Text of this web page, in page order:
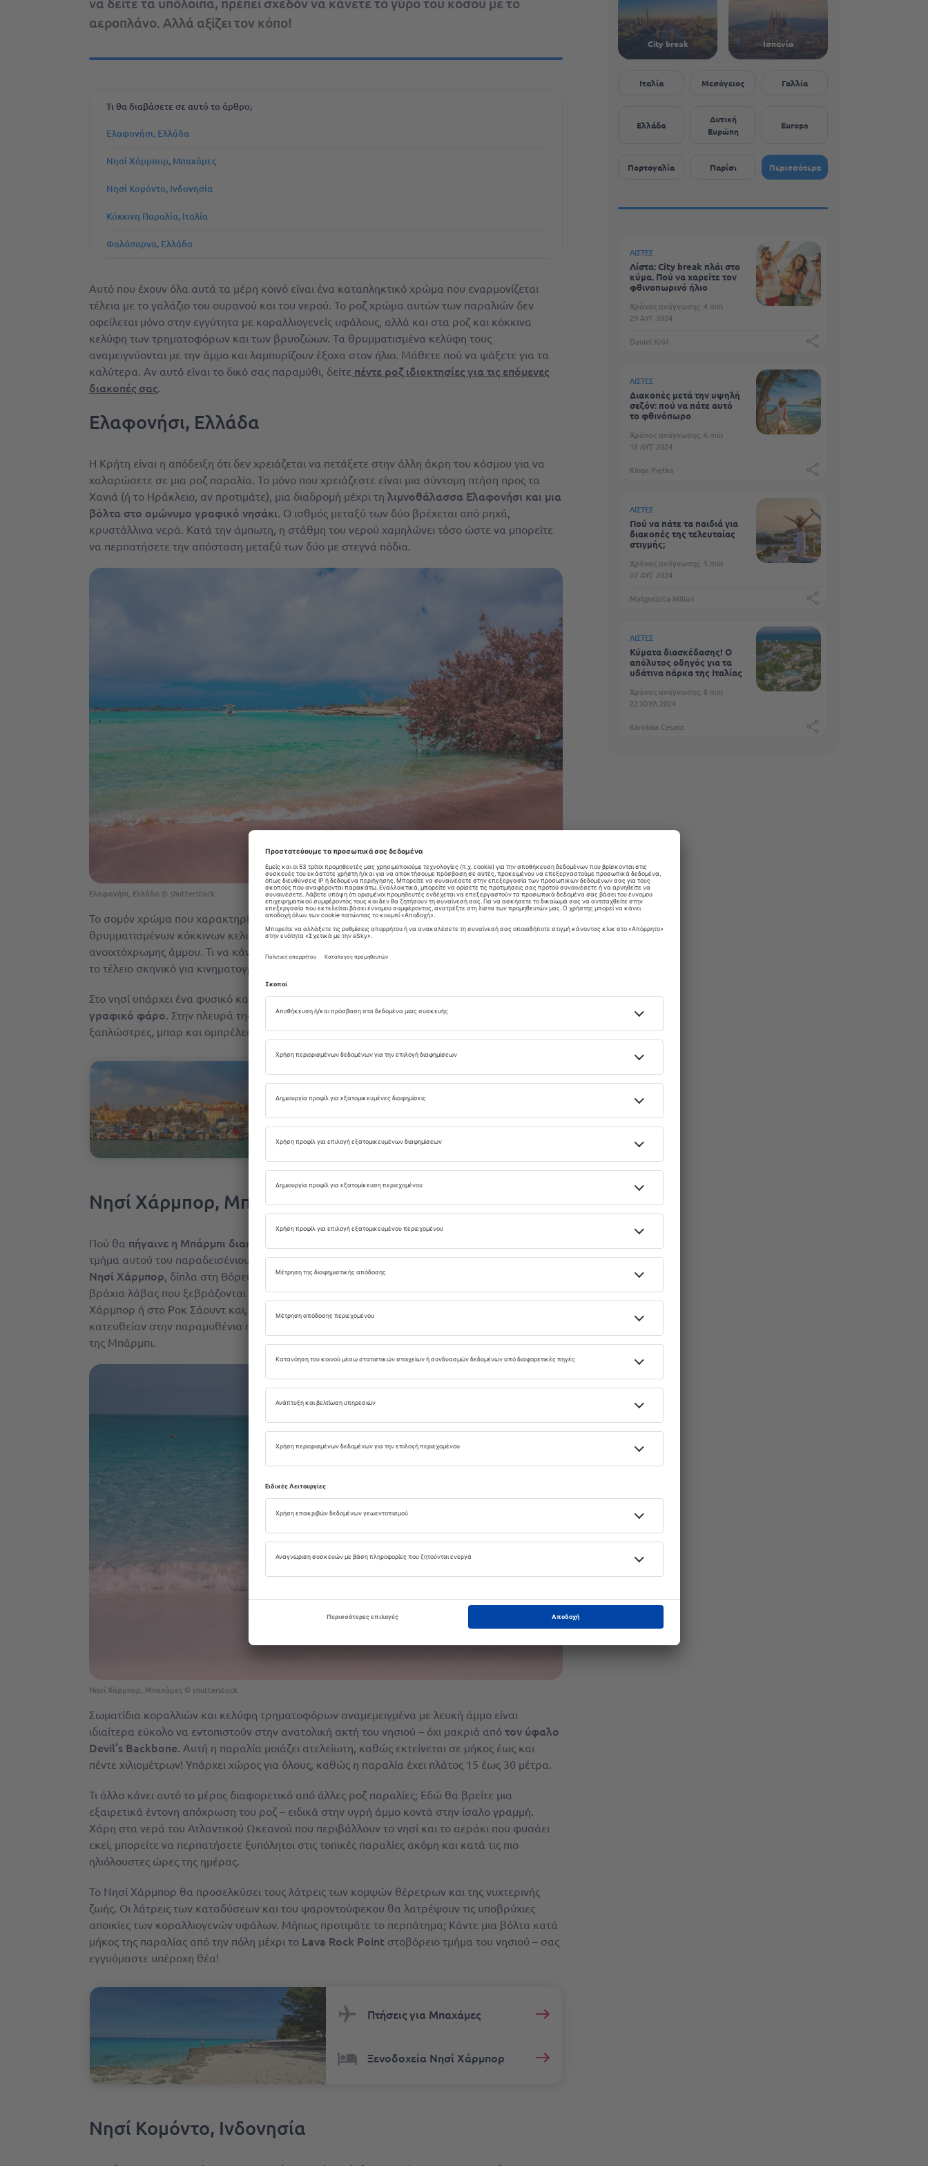
αεροπλάνο. Αλλά αξίζει τον κόπο!
Τι θα διαβάσετε σε αυτό το άρθρο;
Ελαφονήσι, Ελλάδα
Νησί Χάρμπορ, Μπαχάμες
Νησί Κομόντο, Ινδονησία
Κόκκινη Παραλία, Ιταλία
Φαλάσαρνα, Ελλάδα
Αυτό που έχουν όλα αυτά τα μέρη κοινό είναι ένα καταπληκτικό χρώμα που εναρμονίζεται
τέλεια με το γαλάζιο του ουρανού και του νερού. Το ροζ χρώμα αυτών των παραλιών δεν
οφείλεται μόνο στην εγγύτητα με κοραλλιογενείς υφάλους, αλλά και στα ροζ και κόκκινα
κελύφη των τρηματοφόρων και των βρυοζώων. Τα θρυμματισμένα κελύφη τους
αναμειγνύονται με την άμμο και λαμπυρίζουν έξοχα στον ήλιο. Μάθετε πού να ψάξετε για τα
καλύτερα. Αν αυτό είναι το δικό σας παραμύθι, δείτε πέντε ροζ ιδιοκτησίες για τις επόμενες
διακοπές σας.
Ελαφονήσι, Ελλάδα
Η Κρήτη είναι η απόδειξη ότι δεν χρειάζεται να πετάξετε στην άλλη άκρη του κόσμου για να
χαλαρώσετε σε μια ροζ παραλία. Το μόνο που χρειάζεστε είναι μια σύντομη πτήση προς τα
Χανιά (ή το Ηράκλειο, αν προτιμάτε), μια διαδρομή μέχρι τη λιμνοθάλασσα Ελαφονήσι και μια
βόλτα στο ομώνυμο γραφικό νησάκι. Ο ισθμός μεταξύ των δύο βρέχεται από ρηχά,
κρυστάλλινα νερά. Κατά την άμπωτη, η στάθμη του νερού χαμηλώνει τόσο ώστε να μπορείτε
να περπατήσετε την απόσταση μεταξύ των δύο με στεγνά πόδια.
Ελαφονήσι, Ελλάδα © shutterstock
Το σομόν χρώμα που χαρακτηρίζει αυτήν την περιοχή είναι το αποτέλεσμα ενός συνδυασμού
θρυμματισμένων κόκκινων κελυφών τρηματοφόρων, σωματιδίων κοραλλιών και
ανοιχτόχρωμης άμμου. Τι να κάνετε; Το Ελαφονήσι έχει πολλά περισσότερα να προσφέρει από
το τέλειο σκηνικό για κινηματογράφηση ή φωτογράφηση.
Στο νησί υπάρχει ένα φυσικό καταφύγιο όπου μπορείτε να δείτεάγριες χελώνες και έναν
γραφικό φάρο. Στην πλευρά της Κρήτης, υπάρχει μια άψογα περιποιημένη παραλία με
ξαπλώστρες, μπαρ και ομπρέλες από φοινικόφυλλα, καθώς και ανέμελη, χαλαρή ατμόσφαιρα.
City break στα Χανιά
Ξενοδοχεία στα Χανιά
Νησί Χάρμπορ, Μπαχάμες
Πού θα πήγαινε η Μπάρμπι διακοπές; Στις Μπαχάμες
τμήμα αυτού του παραδεισένιου αρχιπελάγους! Ένα από τα νησιά που βρίσκονται εκεί – το
Νησί Χάρμπορ, δίπλα στη Βόρεια Ελευθέρα – είναι διάσημο για τις ροζ παραλίες του με τα
βράχια λάβας που ξεβράζονται πάνω τους. Για να φτάσετε εδώ, πετάξτε μέχρι το Γκόβερνορς
Χάρμπορ ή στο Ροκ Σάουντ και, στη συνέχεια, κάντε μια σύντομη βόλτα με σκάφος
κατευθείαν στην παραμυθένια παραλία στο αγαπημένο χρώμα των εραστών των κοραλλιών
της Μπάρμπι.
Νησί Χάρμπορ, Μπαχάμες © shutterstock
Σωματίδια κοραλλιών και κελύφη τρηματοφόρων αναμεμειγμένα με λευκή άμμο είναι
ιδιαίτερα εύκολο να εντοπιστούν στην ανατολική ακτή του νησιού – όχι μακριά από τον ύφαλο
Devil’s Backbone. Αυτή η παραλία μοιάζει ατελείωτη, καθώς εκτείνεται σε μήκος έως και
πέντε χιλιομέτρων! Υπάρχει χώρος για όλους, καθώς η παραλία έχει πλάτος 15 έως 30 μέτρα.
Τι άλλο κάνει αυτό το μέρος διαφορετικό από άλλες ροζ παραλίες; Εδώ θα βρείτε μια
εξαιρετικά έντονη απόχρωση του ροζ – ειδικά στην υγρή άμμο κοντά στην ίσαλο γραμμή.
Χάρη στα νερά του Ατλαντικού Ωκεανού που περιβάλλουν το νησί και το αεράκι που φυσάει
εκεί, μπορείτε να περπατήσετε ξυπόλητοι στις τοπικές παραλίες ακόμη και κατά τις πιο
ηλιόλουστες ώρες της ημέρας.
Το Νησί Χάρμπορ θα προσελκύσει τους λάτρεις των κομψών θέρετρων και της νυχτερινής
ζωής. Οι λάτρεις των καταδύσεων και του ψαροντούφεκου θα λατρέψουν τις υποβρύχιες
αποικίες των κοραλλιογενών υφάλων. Μήπως προτιμάτε το περπάτημα; Κάντε μια βόλτα κατά
μήκος της παραλίας από την πόλη μέχρι το Lava Rock Point στοβόρειο τμήμα του νησιού – σας
εγγυόμαστε υπέροχη θέα!
Πτήσεις για Μπαχάμες
Ξενοδοχεία Νησί Χάρμπορ
Νησί Κομόντο, Ινδονησία
City break Ισπανία
Ιταλία Μεσόγειος Γαλλία
Ελλάδα
Δυτική
Ευρώπη
Europa
Πορτογαλία Παρίσι Περισσότερα
ΛΊΣΤΕΣ
Λίστα: City break πλάι στο
κύμα. Πού να χαρείτε τον
φθινοπωρινό ήλιο
Χρόνος ανάγνωσης: 4 min
29 ΑΥΓ 2024
Daniel Król
ΛΊΣΤΕΣ
Διακοπές μετά την υψηλή
σεζόν: πού να πάτε αυτό
το φθινόπωρο
Χρόνος ανάγνωσης: 6 min
16 ΑΥΓ 2024
Kinga Piętka
ΛΊΣΤΕΣ
Πού να πάτε τα παιδιά για
διακοπές της τελευταίας
στιγμής;
Χρόνος ανάγνωσης: 5 min
07 ΑΥΓ 2024
Małgorzata Milian
ΛΊΣΤΕΣ
Κύματα διασκέδασης! Ο
απόλυτος οδηγός για τα
υδάτινα πάρκα της Ιταλίας
Χρόνος ανάγνωσης: 8 min
22 ΙΟΎΛ 2024
Karolina Cesarz